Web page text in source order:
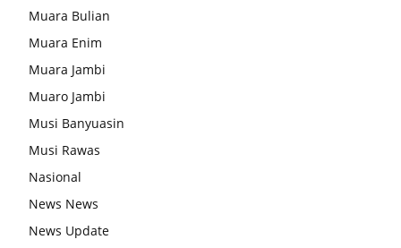
Muara Bulian
Muara Enim
Muara Jambi
Muaro Jambi
Musi Banyuasin
Musi Rawas
Nasional
News News
News Update